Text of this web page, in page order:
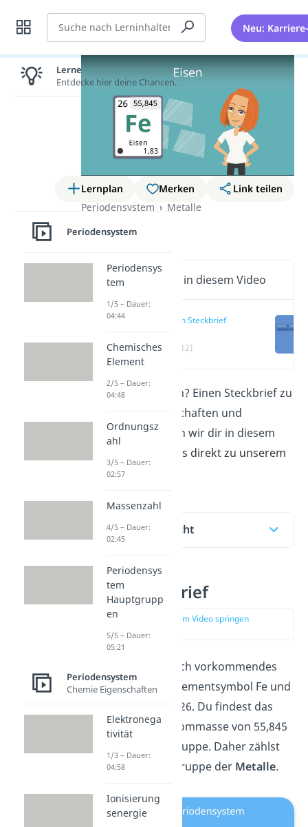
Suche Neu:
Lernplan Merken
Link teilen
Periodensystem
Metalle
Eisen
Wichtige Inhalte in diesem Video
Eisen Steckbrief
(00:12)
Was genau ist Eisen? Einen Steckbrief zu
Eisen, seine Eigenschaften und
Verwendung zeigen wir dir in diesem
Hier geht es direkt zu unserem
kurzenVideo
Inhaltsübersicht
Eisen Steckbrief
zur Stelle im Video springen
Eisen ist ein natürlich vorkommendes
Element mit dem Elementsymbol Fe und
der Ordnungszahl 26. Du findest das
Element mit der Atommasse von 55,845
u in der 8. Nebengruppe. Daher zählst
du Eisen zur Stoffgruppe der Metalle.
Lernen lohnt sich!
Entdecke hier deine Chancen.
Periodensystem
Periodensys
tem
1/5 – Dauer:
04:44
Chemisches
Element
2/5 – Dauer:
04:48
Ordnungsz
ahl
3/5 – Dauer:
02:57
Massenzahl
4/5 – Dauer:
02:45
Periodensys
tem
Hauptgrupp
en
5/5 – Dauer:
05:21
Periodensystem
Chemie Eigenschaften
Elektronega
tivität
1/3 – Dauer:
04:58
Ionisierung
senergie